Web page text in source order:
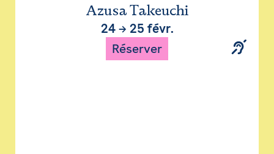
Azusa Takeuchi
24→ 25 févr.
Réserver